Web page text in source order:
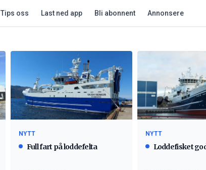
Tips oss Last ned app Bli abonnent Annonsere
NYTT
Full fart på loddefelta
NYTT
Loddefisket